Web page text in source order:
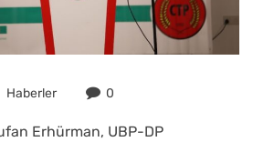
Haberler 0
Erhürman, UBP-DP